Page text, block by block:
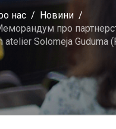
нас
Новини
про
atelier Solomeja Guduma